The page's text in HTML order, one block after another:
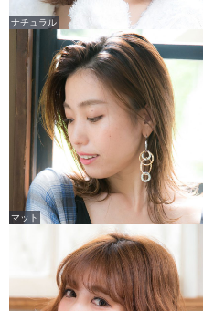
ナチュラル
マット